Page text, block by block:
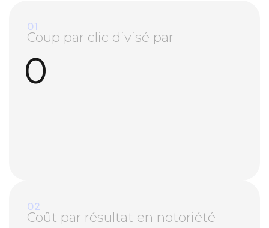
01
Coup par clic divisé par
0
02
Coût par résultat en notoriété